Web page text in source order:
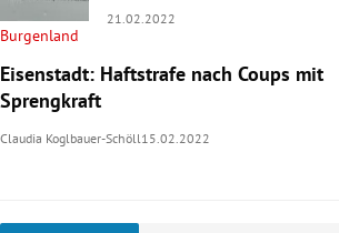
21.02.2022
Burgenland
Eisenstadt: Haftstrafe nach Coups mit
Sprengkraft
Claudia Koglbauer-Schöll15.02.2022